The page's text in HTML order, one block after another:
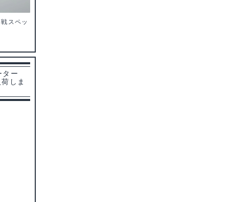
スペッ
ー
しま